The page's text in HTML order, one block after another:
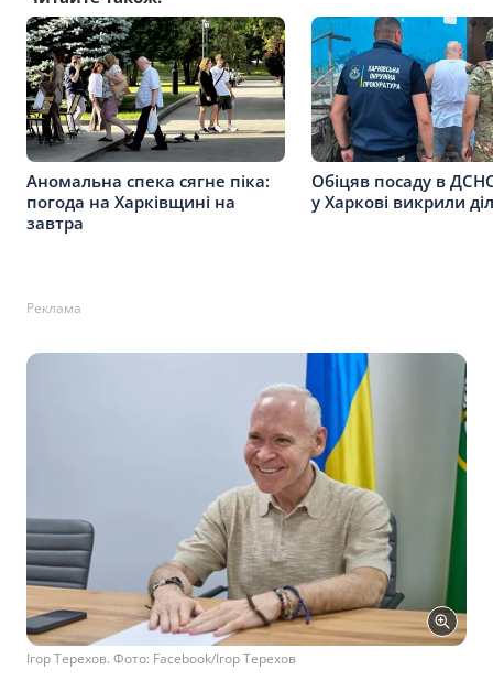
Аномальна спека сягне піка:
погода на Харківщині на
завтра
Обіцяв посаду в
у Харкові викрили
Реклама
Ігор Терехов. Фото: Facebook/Ігор Терехов